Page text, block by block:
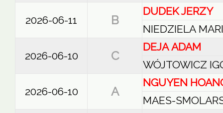
2026-06-11 B
DUDEK JERZY
NIEDZIELA
2026-06-10 C
DEJA ADAM
WÓJTOWICZ
2026-06-10 A
NGUYEN
MAES-